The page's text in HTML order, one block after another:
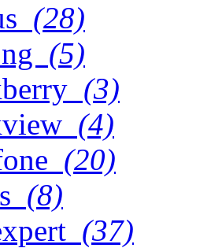
(28)
(5)
(3)
(4)
(20)
(8)
(37)